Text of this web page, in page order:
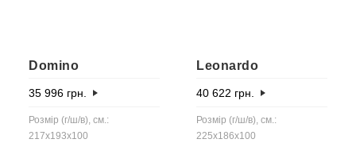
Domino
35 996 грн.
Розмір (г/ш/в), см.:
217x193x100
Leonardo
40 622 грн.
Розмір (г/ш/в), см.:
225x186x100